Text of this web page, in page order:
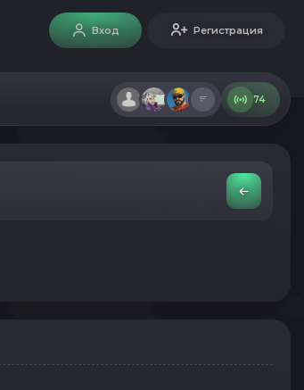
Вход Регистрация
74